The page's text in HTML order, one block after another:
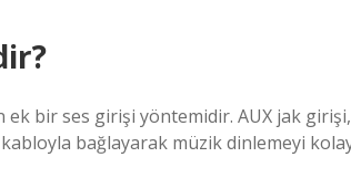
ek bir ses girişi yöntemidir. AUX jak
bağlayarak müzik dinlemeyi